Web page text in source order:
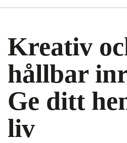
Kreativ
hållbar
Ge ditt
liv